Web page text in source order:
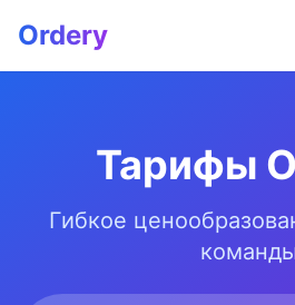
Ordery
Тарифы
Гибкое